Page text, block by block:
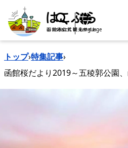
search Language
トップ›特集記事›
函館桜だより2019～五稜郭公園